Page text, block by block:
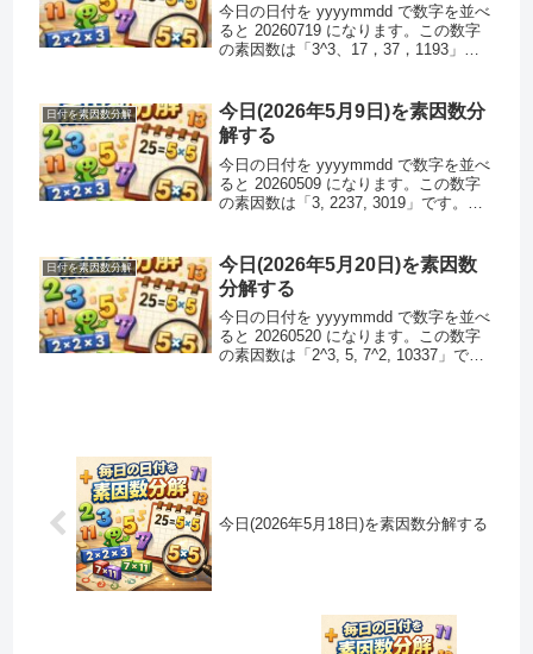
今日の日付を yyyymmdd で数字を並べ
ると 20260719 になります。この数字
の素因数は「3^3、17，37，1193」で
はハーシャッド数です。(2+0+2+6+...
日付を素因数分解
今日(2026年5月9日)を素因数分
解する
今日の日付を yyyymmdd で数字を並べ
ると 20260509 になります。この数字
の素因数は「3, 2237, 3019」です。素
シャッド数ではありません。注 : ハ...
日付を素因数分解
今日(2026年5月20日)を素因数
分解する
今日の日付を yyyymmdd で数字を並べ
ると 20260520 になります。この数字
の素因数は「2^3, 5, 7^2, 10337」で
今日(2026年5月18日)を素因数分解する